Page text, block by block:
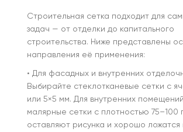
Строительная сетка подходит для
задач — от отделки до капитального
строительства. Ниже представлены
направления её применения:
• Для фасадных и внутренних
Выбирайте стеклотканевые сетки с
или 5×5 мм. Для внутренних
малярные сетки с плотностью 75–100
оставляют рисунка и хорошо ложатся